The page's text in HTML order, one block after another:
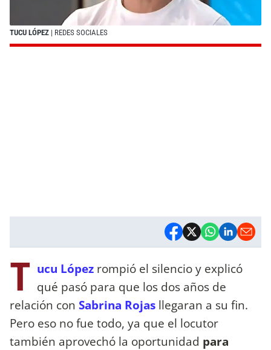
TUCU LÓPEZ | REDES SOCIALES
T ucu López rompió el silencio y explicó
qué pasó para que los dos años de
relación con Sabrina Rojas llegaran a su fin.
Pero eso no fue todo, ya que el locutor
también aprovechó la oportunidad para